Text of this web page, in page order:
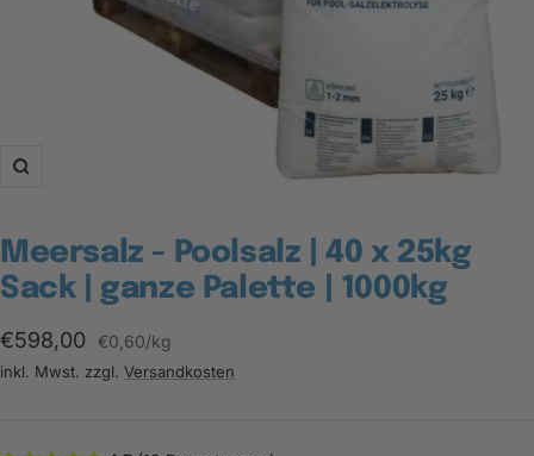
Zoom
Meersalz - Poolsalz | 40 x 25kg
Sack | ganze Palette | 1000kg
Angebotspreis
€598,00 €0,60/kg
inkl. Mwst. zzgl. Versandkosten